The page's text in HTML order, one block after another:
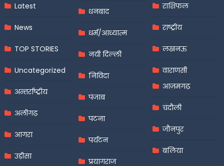
Latest
News
TOP STORIES
Uncategorized
अन्तर्राष्ट्रीय
अलीगढ़
आगरा
उड़ीसा
धनबाद
धर्म/आध्यात्म
नयी दिल्ली
निविदा
पंजाब
पटना
पर्यटन
प्रयागराज
राशिफल
राष्ट्रीय
लखनऊ
वाराणसी
आज़मगढ़
चंदौली
जौनपुर
बलिया